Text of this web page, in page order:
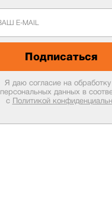
Подписаться
Я даю согласие на
персональных данных в
с Политикой